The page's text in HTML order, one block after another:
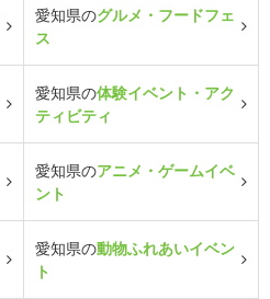
愛知県のグルメ・フードフェ
ス
愛知県の体験イベント・アク
ティビティ
愛知県のアニメ・ゲームイベ
ント
愛知県の動物ふれあいイベン
ト